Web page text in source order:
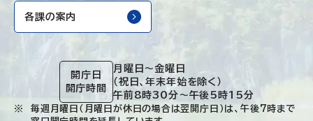
各課の案内
開庁日
開庁時間
月曜日～金曜日
（祝日、年末年始を除く）
午前8時30分～午後5時15分
毎週月曜日（月曜日が休日の場合は翌開庁日）は、午後7時まで